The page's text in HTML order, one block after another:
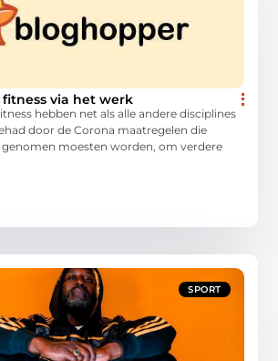
via het werk
hebben net als alle andere disciplines
door de Corona maatregelen die
moesten worden, om verdere
SPORT